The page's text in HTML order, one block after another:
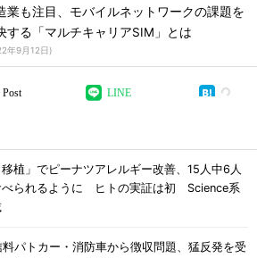
業も注目、モバイルネットワークの課題を
する「マルチキャリアSIM」とは
年9月12日)
Post LINE
移植」でピーナツアレルギー改善、15人中6人
べられるように ヒトの実証は初 Science系
料パトカー・消防車から徴収問題、猛反発を受